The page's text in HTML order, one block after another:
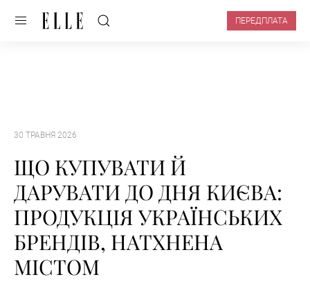
ПЕРЕДПЛАТА
30 ТРАВНЯ 2026
ЩО КУПУВАТИ Й
ДАРУВАТИ ДО ДНЯ КИЄВА:
ПРОДУКЦІЯ УКРАЇНСЬКИХ
БРЕНДІВ, НАТХНЕНА
МІСТОМ